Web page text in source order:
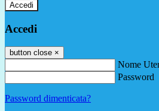
Accedi
Accedi
button close ×
Nome
Password
Password dimenticata?